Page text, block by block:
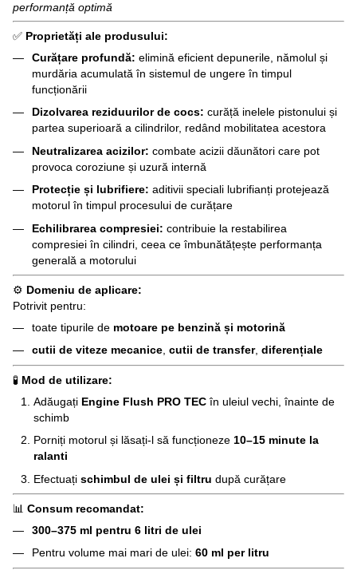
performanță optimă
✅ Proprietăți ale produsului:
Curățare profundă: elimină eficient depunerile, nămolul și
murdăria acumulată în sistemul de ungere în timpul
funcționării
Dizolvarea reziduurilor de cocs: curăță inelele pistonului și
partea superioară a cilindrilor, redând mobilitatea acestora
Neutralizarea acizilor: combate acizii dăunători care pot
provoca coroziune și uzură internă
Protecție și lubrifiere: aditivii speciali lubrifianți protejează
motorul în timpul procesului de curățare
Echilibrarea compresiei: contribuie la restabilirea
compresiei în cilindri, ceea ce îmbunătățește performanța
generală a motorului
⚙️ Domeniu de aplicare:
Potrivit pentru:
toate tipurile de motoare pe benzină și motorină
cutii de viteze mecanice, cutii de transfer, diferențiale
🧪 Mod de utilizare:
Adăugați Engine Flush PRO TECîn uleiul vechi, înainte de
schimb
Porniți motorul și lăsați-l să funcționeze 10–15 minute la
ralanti
Efectuați schimbul de ulei și filtru după curățare
📊 Consum recomandat:
300–375 ml pentru 6 litri de ulei
Pentru volume mai mari de ulei: 60 ml per litru